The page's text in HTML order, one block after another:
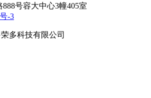
888号容大中心3幢405室
-3
多科技有限公司